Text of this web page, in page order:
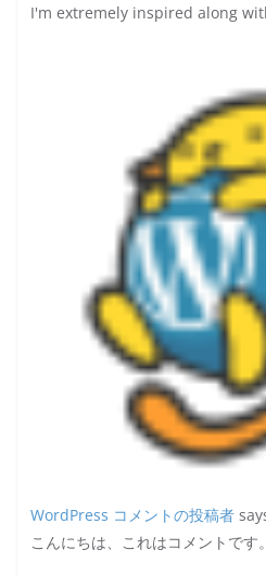
I'm extremely inspired along
WordPress コメントの投稿者
こんにちは、これはコメントで